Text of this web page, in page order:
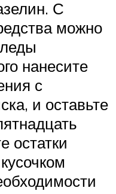
С
можно
нанесите
с
и оставьте
остатки